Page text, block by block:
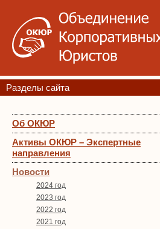
Разделы сайта
Об ОКЮР
Активы ОКЮР – Экспертные
направления
Новости
2024 год
2023 год
2022 год
2021 год